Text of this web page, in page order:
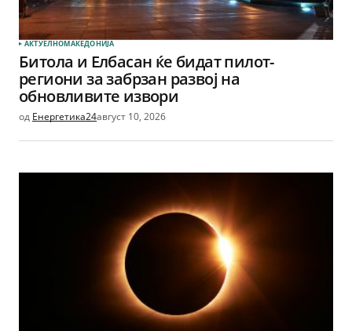
АКТУЕЛНОМАКЕДОНИЈА
Битола и Елбасан ќе бидат пилот-
региони за забрзан развој на
обновливите извори
од Енергетика24август 10, 2026